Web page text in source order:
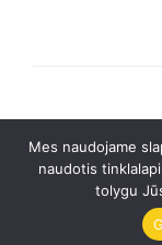
© 2026
Mes naudojame
naudotis
tolygu